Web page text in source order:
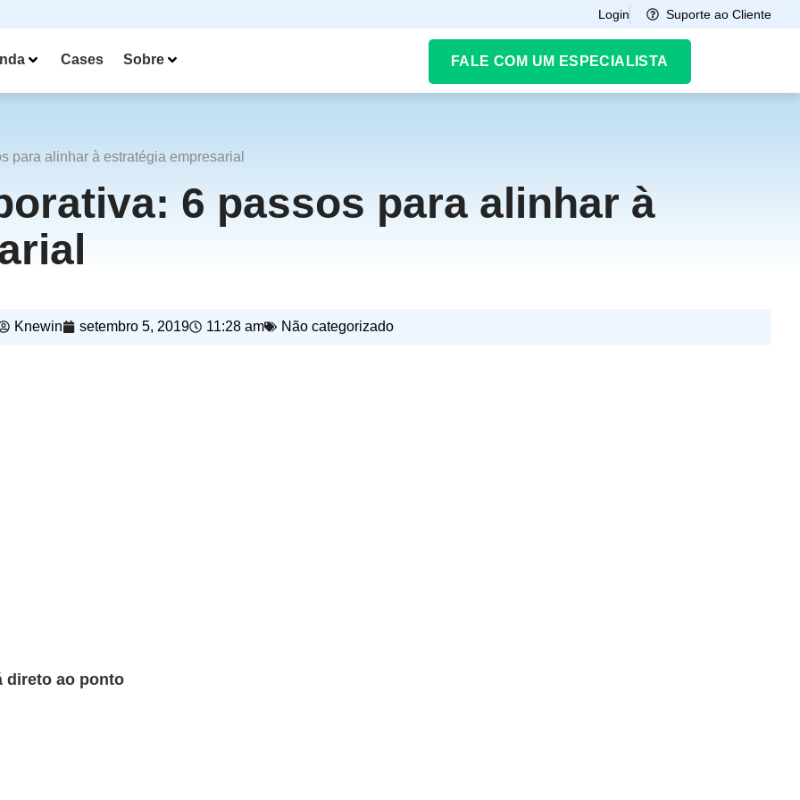
Login Suporte ao Cliente
Cases Sobre FALE COM UM ESPECIALISTA
para alinhar à estratégia empresarial
6 passos para alinhar à
Knewin setembro 5, 2019 11:28 am Não categorizado
direto ao ponto